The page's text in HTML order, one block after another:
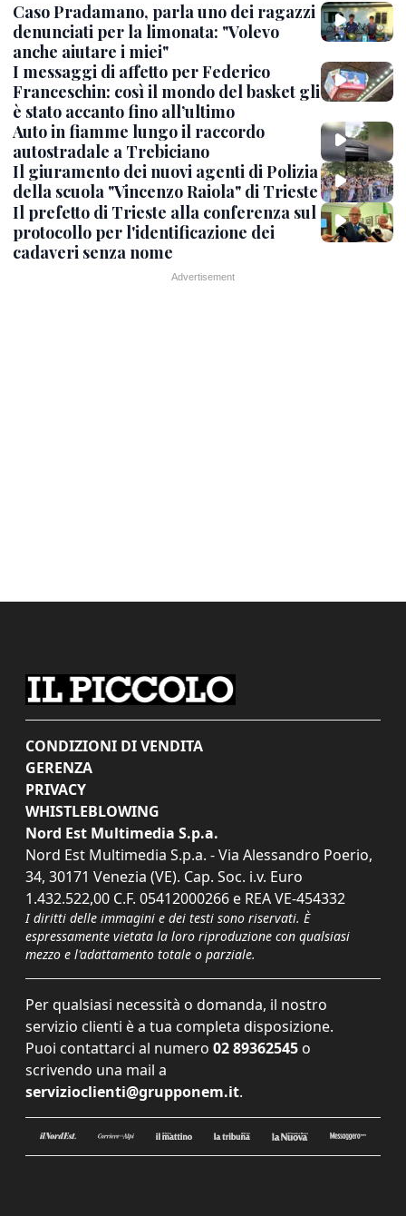
Caso Pradamano, parla uno dei ragazzi
denunciati per la limonata: "Volevo
anche aiutare i miei"
I messaggi di affetto per Federico
Franceschin: così il mondo del basket gli
è stato accanto fino all’ultimo
Auto in fiamme lungo il raccordo
autostradale a Trebiciano
Il giuramento dei nuovi agenti di Polizia
della scuola "Vincenzo Raiola" di Trieste
Il prefetto di Trieste alla conferenza sul
protocollo per l'identificazione dei
cadaveri senza nome
CONDIZIONI DI VENDITA
GERENZA
PRIVACY
WHISTLEBLOWING
Nord Est Multimedia S.p.a.
Nord Est Multimedia S.p.a. - Via Alessandro Poerio,
34, 30171 Venezia (VE). Cap. Soc. i.v. Euro
1.432.522,00 C.F. 05412000266 e REA VE-454332
I diritti delle immagini e dei testi sono riservati. È
espressamente vietata la loro riproduzione con qualsiasi
mezzo e l'adattamento totale o parziale.
Per qualsiasi necessità o domanda, il nostro
servizio clienti è a tua completa disposizione.
Puoi contattarci al numero 02 89362545 o
scrivendo una mail a
servizioclienti@grupponem.it.